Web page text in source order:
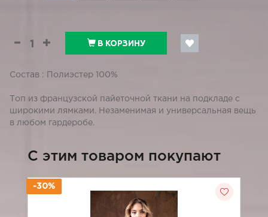
В КОРЗИНУ
Состав : Полиэстер 100%
Топ из французской пайеточной ткани на подкладе с
широкими лямками. Незаменимая и универсальная вещь
в любом гардеробе.
C этим товаром покупают
-30%